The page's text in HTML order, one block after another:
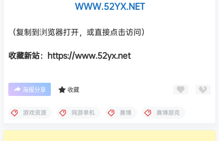
WWW.52YX.NET
（复制到浏览器打开，或直接点击访问）
收藏新站：https://www.52yx.net
海报分享 收藏
游戏资源 网游单机 赛博 赛博朋克